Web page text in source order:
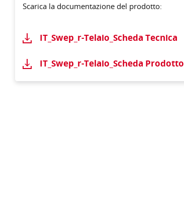
Scarica la documentazione del prodotto:
IT_Swep_r-Telaio_Scheda Tecnica
IT_Swep_r-Telaio_Scheda Prodotto